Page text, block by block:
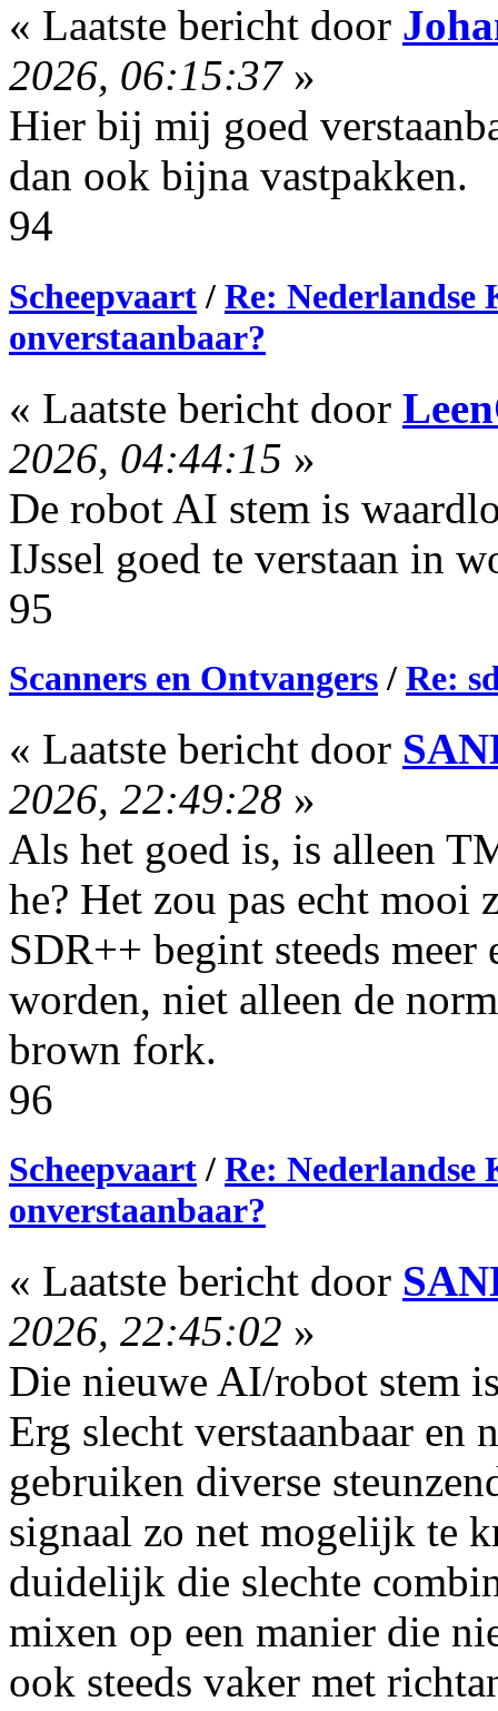
« Laatste bericht door
2026, 06:15:37»
Hier bij mij goed
dan ook bijna vastpakken.
94
Scheepvaart / Re:
onverstaanbaar?
« Laatste bericht door
2026, 04:44:15 »
De robot AI stem is
IJssel goed te verstaan in
95
Scanners en Ontvangers / Re:
« Laatste bericht door
2026, 22:49:28 »
Als het goed is, is alleen
he? Het zou pas echt
SDR++ begint steeds
worden, niet alleen de
brown fork.
96
Scheepvaart/ Re:
onverstaanbaar?
« Laatste bericht door
2026, 22:45:02 »
Die nieuwe AI/robot stem
Erg slecht verstaanbaar en
gebruiken diverse
signaal zo net mogelijk te
duidelijk die slechte
mixen op een manier die
ook steeds vaker met